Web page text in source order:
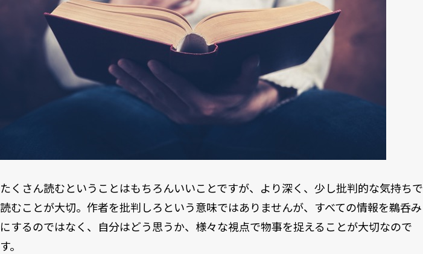
たくさん読むということはもちろんいいことですが、より深く、少し批判的な気持ちで
読むことが大切。作者を批判しろという意味ではありませんが、すべての情報を鵜呑み
にするのではなく、自分はどう思うか、様々な視点で物事を捉えることが大切なので
す。